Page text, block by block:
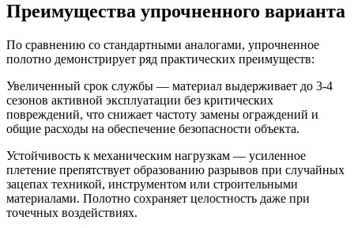
Преимущества упрочненного варианта
По сравнению со стандартными аналогами, упрочненное
полотно демонстрирует ряд практических преимуществ:
Увеличенный срок службы — материал выдерживает до 3-4
сезонов активной эксплуатации без критических
повреждений, что снижает частоту замены ограждений и
общие расходы на обеспечение безопасности объекта.
Устойчивость к механическим нагрузкам — усиленное
плетение препятствует образованию разрывов при случайных
зацепах техникой, инструментом или строительными
материалами. Полотно сохраняет целостность даже при
точечных воздействиях.